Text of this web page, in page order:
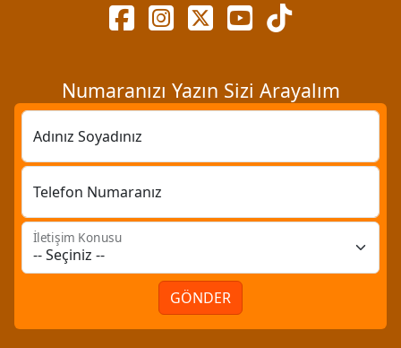
Numaranızı Yazın Sizi Arayalım
Adınız Soyadınız
Telefon Numaranız
İletişim Konusu
GÖNDER